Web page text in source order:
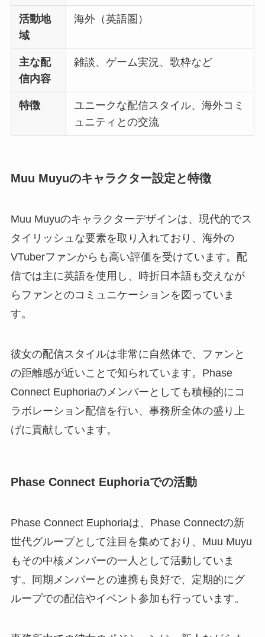
活動地
域
海外（英語圏）
主な配
信内容
雑談、ゲーム実況、歌枠など
特徴
ユニークな配信スタイル、海外コミ
ュニティとの交流
Muu Muyuのキャラクター設定と特徴
Muu Muyuのキャラクターデザインは、現代的でス
タイリッシュな要素を取り入れており、海外の
VTuberファンからも高い評価を受けています。配
信では主に英語を使用し、時折日本語も交えなが
らファンとのコミュニケーションを図っていま
す。
彼女の配信スタイルは非常に自然体で、ファンと
の距離感が近いことで知られています。Phase
Connect Euphoriaのメンバーとしても積極的にコ
ラボレーション配信を行い、事務所全体の盛り上
げに貢献しています。
Phase Connect Euphoriaでの活動
Phase Connect Euphoriaは、Phase Connectの新
世代グループとして注目を集めており、Muu Muyu
もその中核メンバーの一人として活動していま
す。同期メンバーとの連携も良好で、定期的にグ
ループでの配信やイベント参加も行っています。